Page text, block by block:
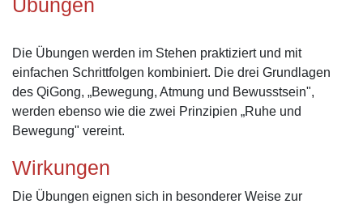
Übungen
Die Übungen werden im Stehen praktiziert und mit
einfachen Schrittfolgen kombiniert. Die drei Grundlagen
des QiGong, „Bewegung, Atmung und Bewusstsein",
werden ebenso wie die zwei Prinzipien „Ruhe und
Bewegung" vereint.
Wirkungen
Die Übungen eignen sich in besonderer Weise zur